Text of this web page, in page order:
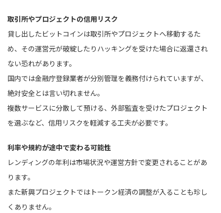
取引所やプロジェクトの信用リスク
貸し出したビットコインは取引所やプロジェクトへ移動するた
め、その運営元が破綻したりハッキングを受けた場合に返還され
ない恐れがあります。
国内では金融庁登録業者が分別管理を義務付けられていますが、
絶対安全とは言い切れません。
複数サービスに分散して預ける、外部監査を受けたプロジェクト
を選ぶなど、信用リスクを軽減する工夫が必要です。
利率や規約が途中で変わる可能性
レンディングの年利は市場状況や運営方針で変更されることがあ
ります。
また新興プロジェクトではトークン経済の調整が入ることも珍し
くありません。